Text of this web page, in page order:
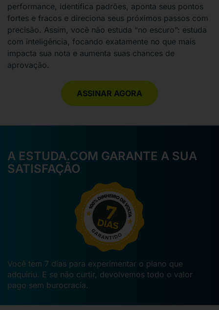
performance, identifica padrões, aponta seus pontos
fortes e fracos e direciona seus próximos passos com
precisão. Assim, você não estuda “no escuro”: estuda
com inteligência, focando exatamente no que mais
impacta sua nota e aumenta suas chances de
aprovação.
ASSINAR AGORA
A ESTUDA.COM GARANTE A SUA
SATISFAÇÃO
Você tem 7 dias para experimentar o plano que
adquiriu. E se não curtir, devolvemos todo o valor
pago sem burocracia.